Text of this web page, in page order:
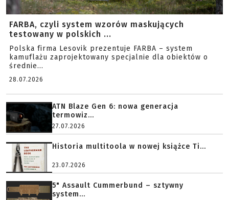
FARBA, czyli system wzorów maskujących
testowany w polskich ...
Polska firma Lesovik prezentuje FARBA – system
kamuflażu zaprojektowany specjalnie dla obiektów o
średnie...
28.07.2026
ATN Blaze Gen 6: nowa generacja
termowiz...
27.07.2026
Historia multitoola w nowej książce Ti...
23.07.2026
5" Assault Cummerbund – sztywny
system...